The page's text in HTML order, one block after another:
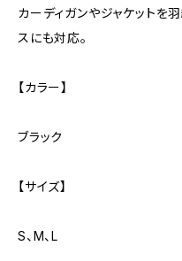
カーディガンやジャケットを
スにも対応。
【カラー】
ブラック
【サイズ】
S、M、L